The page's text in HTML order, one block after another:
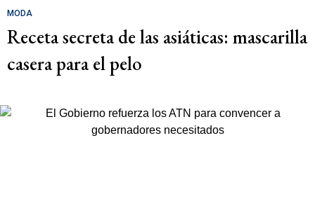
MODA
Receta secreta de las asiáticas: mascarilla
casera para el pelo